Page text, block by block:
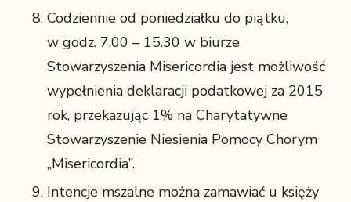
Codziennie od poniedziałku do piątku,
w godz. 7.00 – 15.30 w biurze
Stowarzyszenia Misericordia jest możliwość
wypełnienia deklaracji podatkowej za 2015
rok, przekazując 1% na Charytatywne
Stowarzyszenie Niesienia Pomocy Chorym
„Misericordia”.
Intencje mszalne można zamawiać u księży